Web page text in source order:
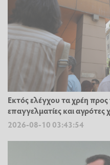
Εκτός ελέγχου τα χρέη
επαγγελματίες και αγρότες
2026-08-10 03:43:54